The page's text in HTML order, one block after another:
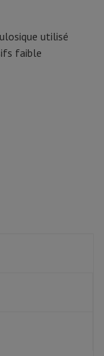
utilisé
faible